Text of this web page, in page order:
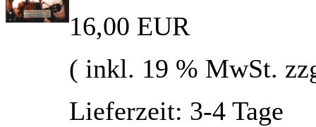
16,00 EUR
( inkl. 19 % MwSt.
Lieferzeit: 3-4 Tage